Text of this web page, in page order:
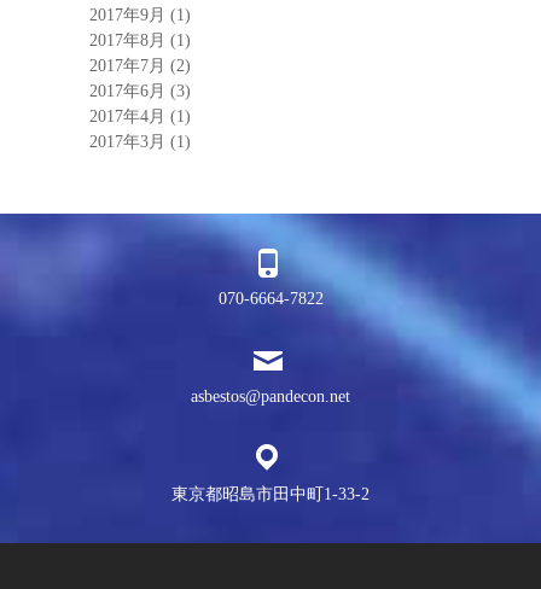
2017年9月 (1)
2017年8月 (1)
2017年7月 (2)
2017年6月 (3)
2017年4月 (1)
2017年3月 (1)
070-6664-7822
asbestos@pandecon.net
東京都昭島市田中町1-33-2